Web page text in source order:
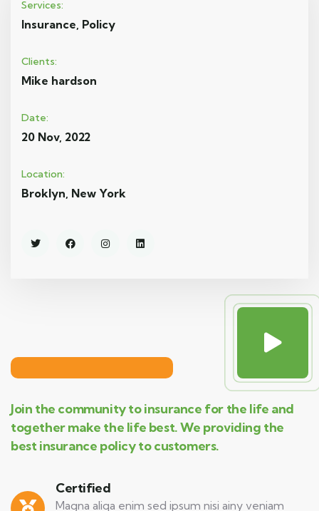
Services:
Insurance, Policy
Clients:
Mike hardson
Date:
20 Nov, 2022
Location:
Broklyn, New York
Join the community to insurance for the life and
together make the life best. We providing the
best insurance policy to customers.
Certified
Magna aliqa enim sed ipsum nisi ainy veniam